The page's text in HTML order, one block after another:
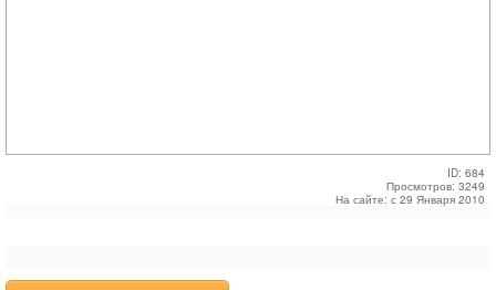
ID: 684
Просмотров: 3249
На сайте: с 29 Января 2010